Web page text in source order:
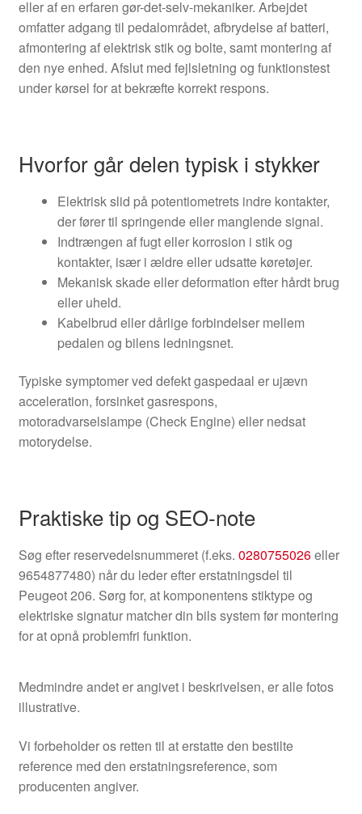
eller af en erfaren gør-det-selv-mekaniker. Arbejdet
omfatter adgang til pedalområdet, afbrydelse af batteri,
afmontering af elektrisk stik og bolte, samt montering af
den nye enhed. Afslut med fejlsletning og funktionstest
under kørsel for at bekræfte korrekt respons.
Hvorfor går delen typisk i stykker
Elektrisk slid på potentiometrets indre kontakter,
der fører til springende eller manglende signal.
Indtrængen af fugt eller korrosion i stik og
kontakter, især i ældre eller udsatte køretøjer.
Mekanisk skade eller deformation efter hårdt brug
eller uheld.
Kabelbrud eller dårlige forbindelser mellem
pedalen og bilens ledningsnet.
Typiske symptomer ved defekt gaspedaal er ujævn
acceleration, forsinket gasrespons,
motoradvarselslampe (Check Engine) eller nedsat
motorydelse.
Praktiske tip og SEO-note
Søg efter reservedelsnummeret (f.eks. 0280755026eller
9654877480) når du leder efter erstatningsdel til
Peugeot 206. Sørg for, at komponentens stiktype og
elektriske signatur matcher din bils system før montering
for at opnå problemfri funktion.
Medmindre andet er angivet i beskrivelsen, er alle fotos
illustrative.
Vi forbeholder os retten til at erstatte den bestilte
reference med den erstatningsreference, som
producenten angiver.